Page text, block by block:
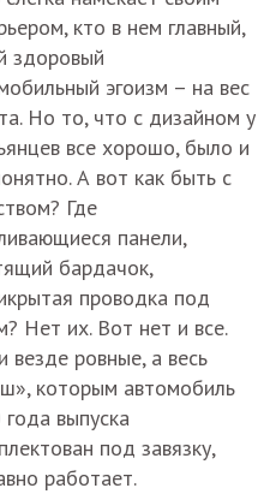
кто в нем главный,
здоровый
эгоизм – на вес
Но то, что с дизайном у
все хорошо, было и
А вот как быть с
Где
панели,
бардачок,
проводка под
Нет их. Вот нет и все.
везде ровные, а весь
которым автомобиль
выпуска
под завязку,
работает.